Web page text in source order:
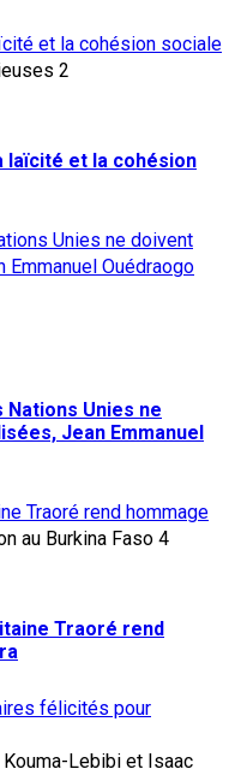
et la cohésion sociale
2
laïcité et la cohésion
Unies ne doivent
Ouédraogo
Nations Unies ne
Jean Emmanuel
Traoré rend hommage
4
Traoré rend
félicités pour